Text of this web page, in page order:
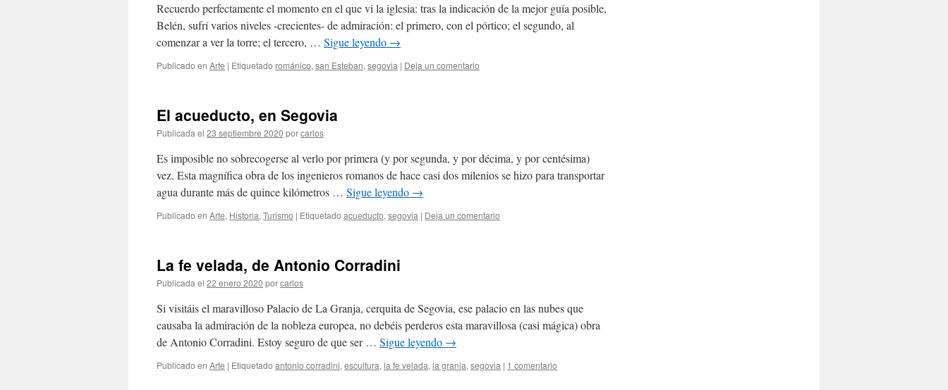
Recuerdo perfectamente el momento en el que vi la iglesia: tras la indicación de la mejor guía posible,
Belén, sufrí varios niveles -crecientes- de admiración: el primero, con el pórtico; el segundo, al
comenzar a ver la torre; el tercero, … Sigue leyendo →
Publicado en Arte | Etiquetado románico, san Esteban, segovia | Deja un comentario
El acueducto, en Segovia
Publicada el 23 septiembre 2020 porcarlos
Es imposible no sobrecogerse al verlo por primera (y por segunda, y por décima, y por centésima)
vez. Esta magnífica obra de los ingenieros romanos de hace casi dos milenios se hizo para transportar
agua durante más de quince kilómetros … Sigue leyendo →
Publicado en Arte, Historia, Turismo | Etiquetado acueducto, segovia | Deja un comentario
La fe velada, de Antonio Corradini
Publicada el 22 enero 2020 porcarlos
Si visitáis el maravilloso Palacio de La Granja, cerquita de Segovia, ese palacio en las nubes que
causaba la admiración de la nobleza europea, no debéis perderos esta maravillosa (casi mágica) obra
de Antonio Corradini. Estoy seguro de que ser … Sigue leyendo →
Publicado en Arte | Etiquetado antonio corradini, escultura, la fe velada, la granja, segovia | 1 comentario